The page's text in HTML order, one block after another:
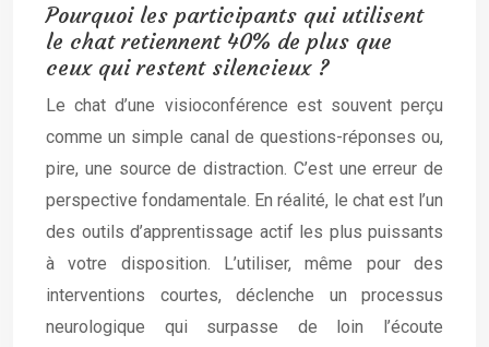
Pourquoi les participants qui utilisent
le chat retiennent 40% de plus que
ceux qui restent silencieux ?
Le chat d’une visioconférence est souvent perçu
comme un simple canal de questions-réponses ou,
pire, une source de distraction. C’est une erreur de
perspective fondamentale. En réalité, le chat est l’un
des outils d’apprentissage actif les plus puissants
à votre disposition. L’utiliser, même pour des
interventions courtes, déclenche un processus
neurologique qui surpasse de loin l’écoute